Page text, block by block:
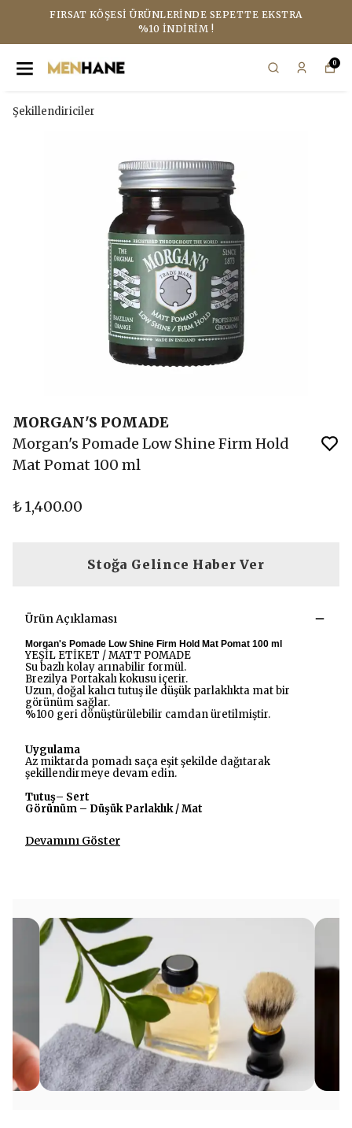
FIRSAT KÖŞESI ÜRÜNLERINDE SEPETTE EKSTRA
%10 İNDIRIM !
0
Şekillendiriciler
MORGAN'S POMADE
Morgan's Pomade Low Shine Firm Hold
Mat Pomat 100 ml
₺ 1,400.00
Stoğa Gelince Haber Ver
Ürün Açıklaması
Morgan's Pomade Low Shine Firm Hold Mat Pomat 100 ml
YEŞİL ETİKET / MATT POMADE
Su bazlı kolay arınabilir formül.
Brezilya Portakalı kokusu içerir.
Uzun, doğal kalıcı tutuş ile düşük parlaklıkta mat bir
görünüm sağlar.
%100 geri dönüştürülebilir camdan üretilmiştir.
Uygulama
Az miktarda pomadı saça eşit şekilde dağıtarak
şekillendirmeye devam edin.
Tutuş– Sert
Görünüm – Düşük Parlaklık / Mat
Devamını Göster